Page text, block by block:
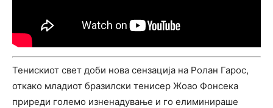
Тенискиот свет доби нова сензација на Ролан Гарос,
откако младиот бразилски тенисер Жоао Фонсека
приреди големо изненадување и го елиминираше